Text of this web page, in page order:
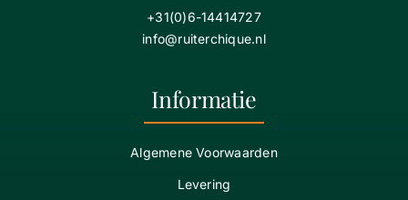
+31(0)6-14414727
info@ruiterchique.nl
Informatie
Algemene Voorwaarden
Levering